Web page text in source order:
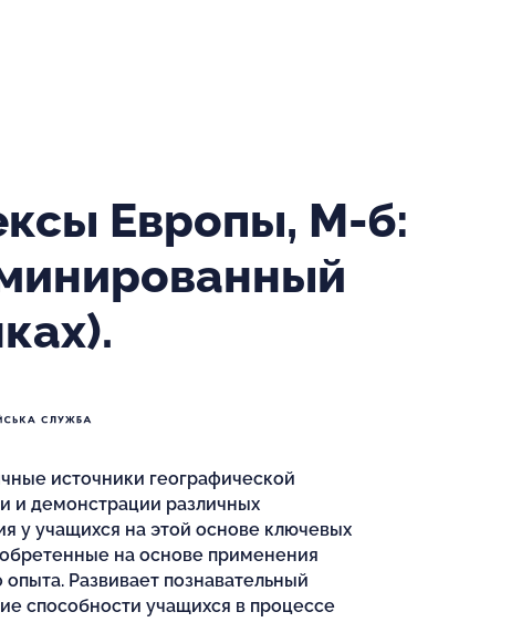
Европы, М-б:
источники географической
и демонстрации различных
у учащихся на этой основе ключевых
на основе применения
Развивает познавательный
способности учащихся в процессе